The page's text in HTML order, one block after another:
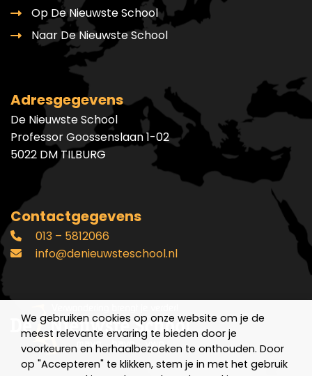
Op De Nieuwste School
Naar De Nieuwste School
Adresgegevens
De Nieuwste School
Professor Goossenslaan 1-02
5022 DM TILBURG
Contactgegevens
013 – 5812066
info@denieuwsteschool.nl
We gebruiken cookies op onze website om je de
meest relevante ervaring te bieden door je
voorkeuren en herhaalbezoeken te onthouden. Door
op "Accepteren" te klikken, stem je in met het gebruik